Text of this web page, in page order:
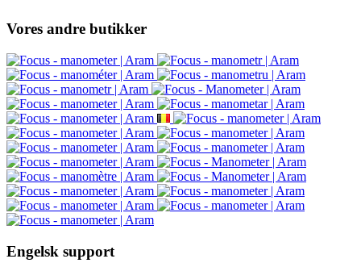
Vores andre butikker
Engelsk support